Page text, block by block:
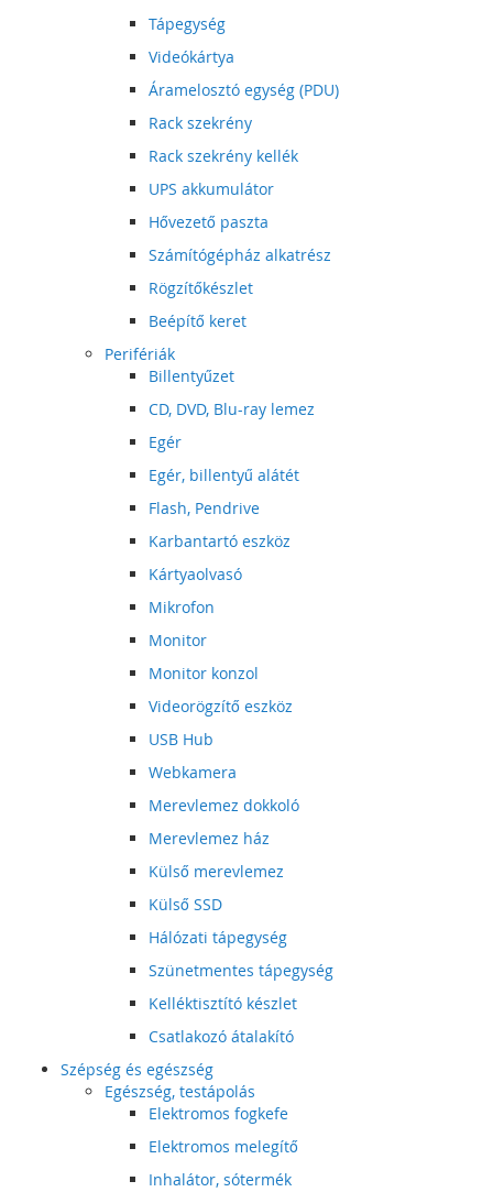
Tápegység
Videókártya
Áramelosztó egység (PDU)
Rack szekrény
Rack szekrény kellék
UPS akkumulátor
Hővezető paszta
Számítógépház alkatrész
Rögzítőkészlet
Beépítő keret
Perifériák
Billentyűzet
CD, DVD, Blu-ray lemez
Egér
Egér, billentyű alátét
Flash, Pendrive
Karbantartó eszköz
Kártyaolvasó
Mikrofon
Monitor
Monitor konzol
Videorögzítő eszköz
USB Hub
Webkamera
Merevlemez dokkoló
Merevlemez ház
Külső merevlemez
Külső SSD
Hálózati tápegység
Szünetmentes tápegység
Kelléktisztító készlet
Csatlakozó átalakító
Szépség és egészség
Egészség, testápolás
Elektromos fogkefe
Elektromos melegítő
Inhalátor, sótermék